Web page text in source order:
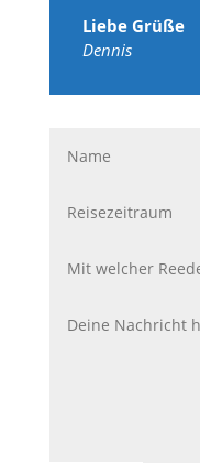
Liebe Grüße
Dennis